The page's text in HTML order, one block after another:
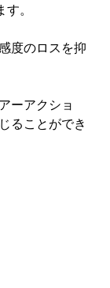
。
度のロスを抑
ーアクショ
ることができ